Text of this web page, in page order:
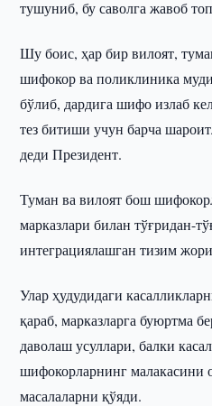
тушуниб, бу саволга жавоб
Шу боис, ҳар бир вилоят,
шифокор ва поликлиника
бўлиб, дардига шифо излаб
тез битиши учун барча
деди Президент.
Туман ва вилоят бош
марказлари билан тўғридан-
интеграциялашган тизим
Улар ҳудудидаги
қараб, марказларга буюртма
даволаш усуллари, балки
шифокорларнинг
масалаларни қўяди.